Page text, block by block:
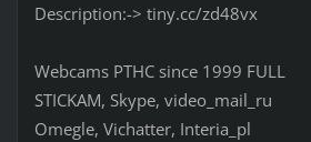
Description:-> tiny.cc/zd48vx
Webcams РТНС since 1999 FULL
STICKAM, Skype, video_mail_ru
Omegle, Vichatter, Interia_pl